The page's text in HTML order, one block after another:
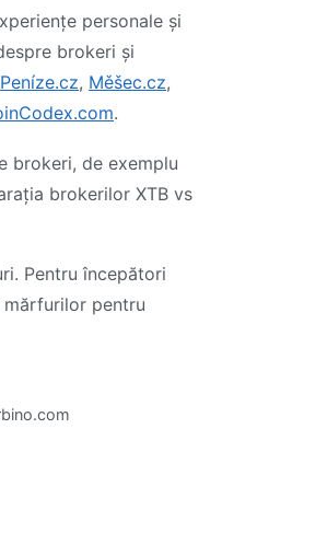
personale și
brokeri și
Peníze.cz, Měšec.cz,
.
brokeri, de exemplu
brokerilor XTB vs
Pentru începători
pentru